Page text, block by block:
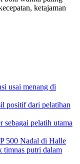
ketajaman
usai menang di
positif dari pelatihan
pelatih utama
500 Nadal di Halle
timnas putri dalam